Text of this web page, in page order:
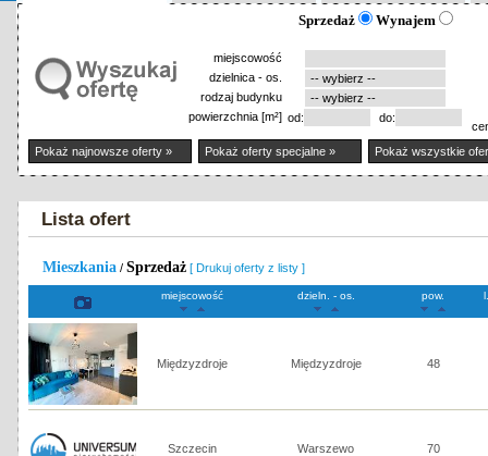
Sprzedaż Wynajem
miejscowość
dzielnica - os.
rodzaj budynku
powierzchnia [m²] od: do:
Pokaż najnowsze oferty »
Pokaż oferty specjalne » Pokaż wszystkie
Lista ofert
Mieszkania / Sprzedaż [ Drukuj oferty z listy ]
miejscowość dzieln. - os. pow.
Międzyzdroje Międzyzdroje 48
Szczecin Warszewo 70